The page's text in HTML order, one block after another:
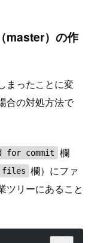
master）の作
まったことに変
合の対処方法で
for commit
欄
files 欄）にファ
ツリーにあること